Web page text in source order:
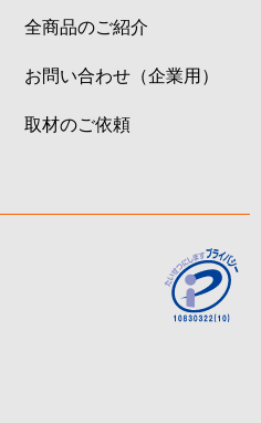
全商品のご紹介
お問い合わせ（企業用）
取材のご依頼